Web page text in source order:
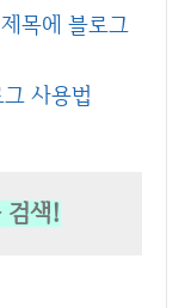
목에 블로그
사용법
검색!